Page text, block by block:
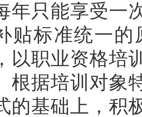
年只能享受一
贴标准统一
以职业资格培
根据培训对象
的基础上，积